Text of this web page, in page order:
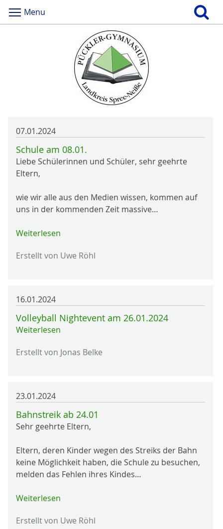
Menu
07.01.2024
Schule am 08.01.
Liebe Schülerinnen und Schüler, sehr geehrte
Eltern,
wie wir alle aus den Medien wissen, kommen auf
uns in der kommenden Zeit massive…
Weiterlesen
Erstellt von Uwe Röhl
16.01.2024
Volleyball Nightevent am 26.01.2024
Weiterlesen
Erstellt von Jonas Belke
23.01.2024
Bahnstreik ab 24.01
Sehr geehrte Eltern,
Eltern, deren Kinder wegen des Streiks der Bahn
keine Möglichkeit haben, die Schule zu besuchen,
melden das Fehlen ihres Kindes…
Weiterlesen
Erstellt von Uwe Röhl